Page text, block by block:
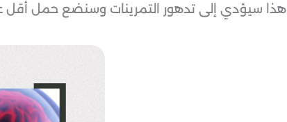
هذا سيؤدي إلى تدهور التمرينات وسنضع حمل